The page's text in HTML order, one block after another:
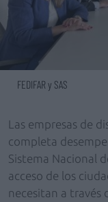
FEDIFAR y SAS
Las empresas de
completa
Sistema Nacional
acceso de los
necesitan a través